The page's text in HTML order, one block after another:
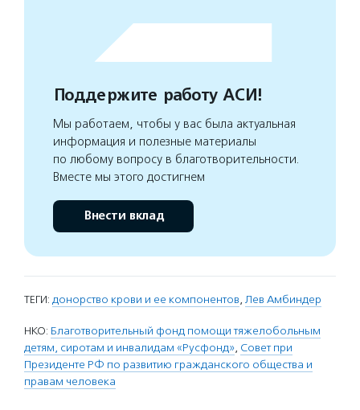
Поддержите работу АСИ!
Мы работаем, чтобы у вас была актуальная
информация и полезные материалы
по любому вопросу в благотворительности.
Вместе мы этого достигнем
Внести вклад
ТЕГИ: донорство крови и ее компонентов, Лев Амбиндер
НКО: Благотворительный фонд помощи тяжелобольным
детям, сиротам и инвалидам «Русфонд», Совет при
Президенте РФ по развитию гражданского общества и
правам человека